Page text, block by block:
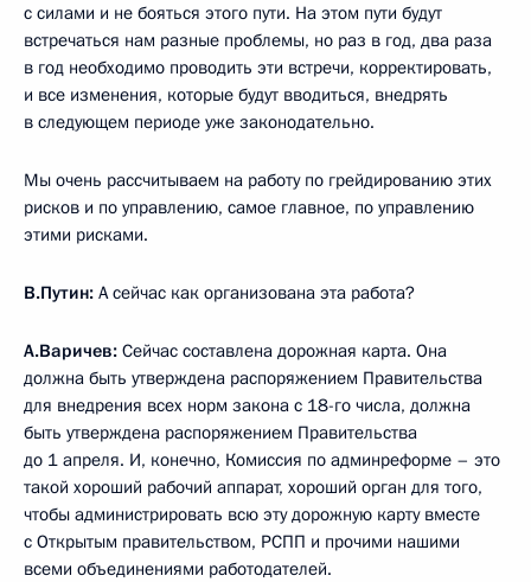
с силами и не бояться этого пути. На этом пути будут
встречаться нам разные проблемы, но раз в год, два раза
в год необходимо проводить эти встречи, корректировать,
и все изменения, которые будут вводиться, внедрять
в следующем периоде уже законодательно.
Мы очень рассчитываем на работу по грейдированию этих
рисков и по управлению, самое главное, по управлению
этими рисками.
В.Путин: А сейчас как организована эта работа?
А.Варичев: Сейчас составлена дорожная карта. Она
должна быть утверждена распоряжением Правительства
для внедрения всех норм закона с 18-го числа, должна
быть утверждена распоряжением Правительства
до 1 апреля. И, конечно, Комиссия по админреформе – это
такой хороший рабочий аппарат, хороший орган для того,
чтобы администрировать всю эту дорожную карту вместе
с Открытым правительством, РСПП и прочими нашими
всеми объединениями работодателей.